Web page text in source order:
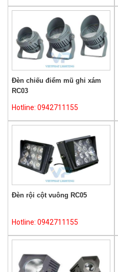
Đèn chiếu điểm mũ ghi xám
RC03
Hotline: 0942711155
Đèn rội cột vuông RC05
Hotline: 0942711155